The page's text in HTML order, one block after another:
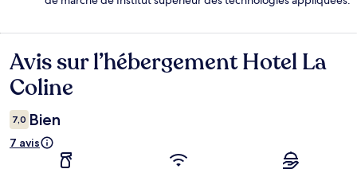
Avis
Avis sur l’hébergement Hotel La
Coline
7,0 Bien
7 avis